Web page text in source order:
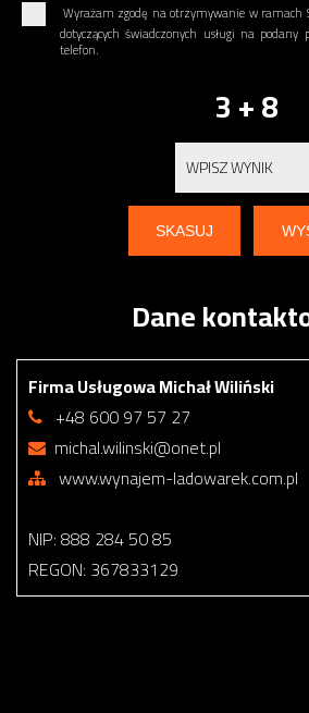
Wyrażam zgodę na otrzymywanie w ramach
dotyczących świadczonych usługi na
telefon.
3 + 8
Dane
Firma Usługowa Michał Wiliński
+48 600 97 57 27
michal.wilinski@onet.pl
www.wynajem-ladowarek.com.pl
NIP: 888 284 50 85
REGON: 367833129